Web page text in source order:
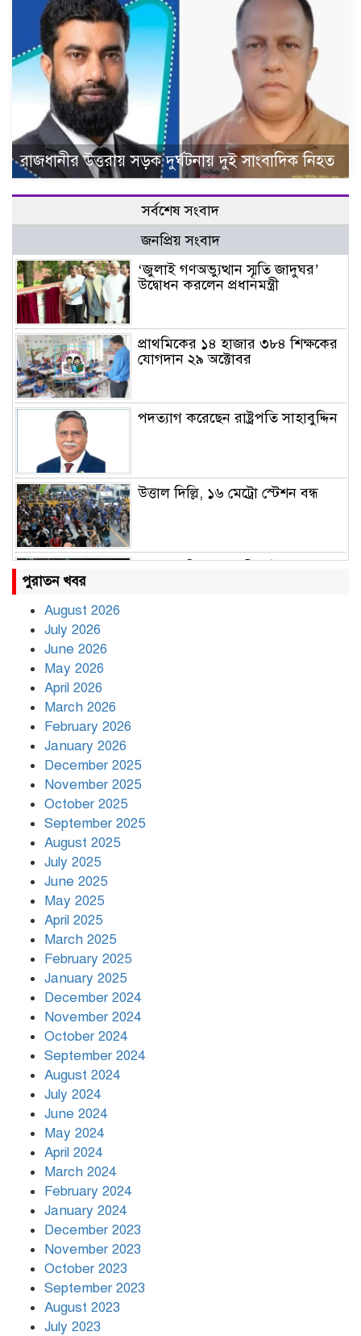
রাজধানীর উত্তরায় সড়ক দুর্ঘটনায় দুই সাংবাদিক নিহত
সর্বশেষ সংবাদ
জনপ্রিয় সংবাদ
‘জুলাই গণঅভ্যুত্থান স্মৃতি জাদুঘর’
উদ্বোধন করলেন প্রধানমন্ত্রী
প্রাথমিকের ১৪ হাজার ৩৮৪ শিক্ষকের
যোগদান ২৯ অক্টোবর
পদত্যাগ করেছেন রাষ্ট্রপতি সাহাবুদ্দিন
উত্তাল দিল্লি, ১৬ মেট্রো স্টেশন বন্ধ
বৃষ্টি থামার নাম নেই, পথে পথে
পুরাতন খবর
August 2026
July 2026
June 2026
May 2026
April 2026
March 2026
February 2026
January 2026
December 2025
November 2025
October 2025
September 2025
August 2025
July 2025
June 2025
May 2025
April 2025
March 2025
February 2025
January 2025
December 2024
November 2024
October 2024
September 2024
August 2024
July 2024
June 2024
May 2024
April 2024
March 2024
February 2024
January 2024
December 2023
November 2023
October 2023
September 2023
August 2023
July 2023